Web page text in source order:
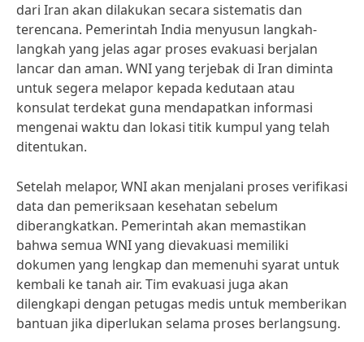
dari Iran akan dilakukan secara sistematis dan
terencana. Pemerintah India menyusun langkah-
langkah yang jelas agar proses evakuasi berjalan
lancar dan aman. WNI yang terjebak di Iran diminta
untuk segera melapor kepada kedutaan atau
konsulat terdekat guna mendapatkan informasi
mengenai waktu dan lokasi titik kumpul yang telah
ditentukan.
Setelah melapor, WNI akan menjalani proses verifikasi
data dan pemeriksaan kesehatan sebelum
diberangkatkan. Pemerintah akan memastikan
bahwa semua WNI yang dievakuasi memiliki
dokumen yang lengkap dan memenuhi syarat untuk
kembali ke tanah air. Tim evakuasi juga akan
dilengkapi dengan petugas medis untuk memberikan
bantuan jika diperlukan selama proses berlangsung.